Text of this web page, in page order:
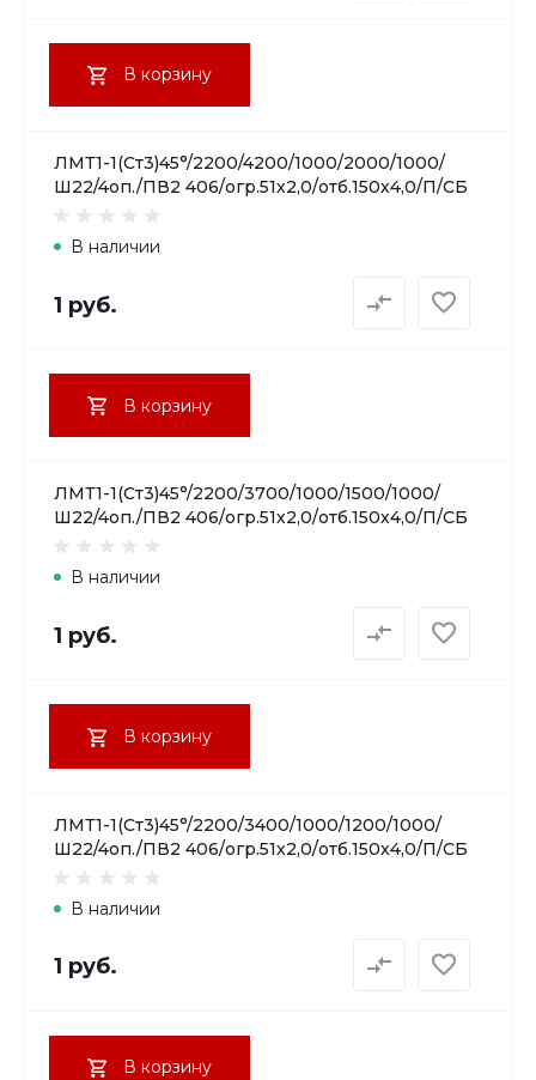
В корзину
ЛМТ1-1(Ст3)45°/2200/4200/1000/2000/1000/
Ш22/4оп./ПВ2 406/огр.51х2,0/отб.150х4,0/П/СБ
В наличии
1 руб.
В корзину
ЛМТ1-1(Ст3)45°/2200/3700/1000/1500/1000/
Ш22/4оп./ПВ2 406/огр.51х2,0/отб.150х4,0/П/СБ
В наличии
1 руб.
В корзину
ЛМТ1-1(Ст3)45°/2200/3400/1000/1200/1000/
Ш22/4оп./ПВ2 406/огр.51х2,0/отб.150х4,0/П/СБ
В наличии
1 руб.
В корзину